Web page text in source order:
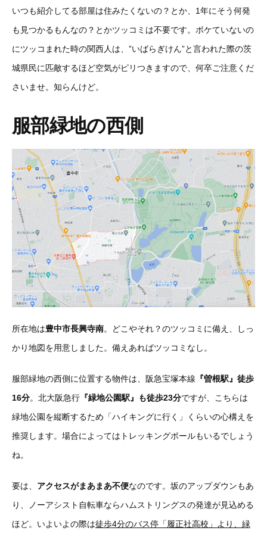
いつも紹介してる部屋は住みたくないの？とか、1年にそう何発
も見つかるもんなの？とかツッコミは不要です。ボケていないの
にツッコまれた時の関西人は、”いばらぎけん”と言われた際の茨
城県民に匹敵するほど空気がピリつきますので、何卒ご注意くだ
さいませ。知らんけど。
服部緑地の西側
所在地は豊中市長興寺南。どこやそれ？のツッコミに備え、しっ
かり地図を用意しました。備えあればツッコミなし。
服部緑地の西側に位置する物件は、阪急宝塚本線 『曽根駅』徒歩
16分。北大阪急行 『緑地公園駅』も徒歩23分ですが、こちらは
緑地公園を縦断するため「ハイキングに行く」くらいの心構えを
推奨します。場合によってはトレッキングポールもいるでしょう
ね。
要は、 アクセスがまあまあ不便なのです。坂のアップダウンもあ
り、ノーアシスト自転車ならハムストリングスの発達が見込める
ほど。いよいよの際は徒歩4分のバス停「履正社高校」より、緑